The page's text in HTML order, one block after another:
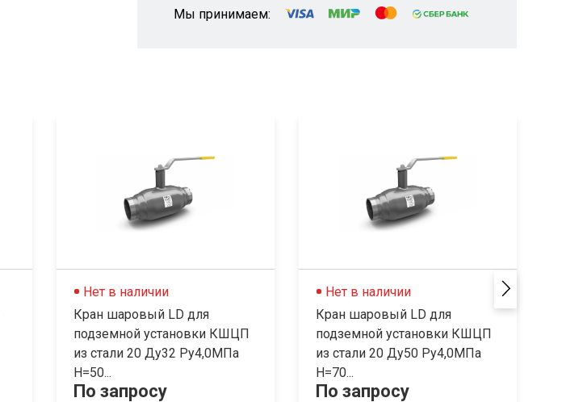
Мы принимаем:
Нет в наличии
Кран шаровый LD для
подземной установки КШЦП
из стали 20 Ду32 Ру4,0МПа
Н=50...
По запросу
Нет в наличии
Кран шаровый LD для
подземной установки КШЦП
из стали 20 Ду50 Ру4,0МПа
Н=70...
По запросу